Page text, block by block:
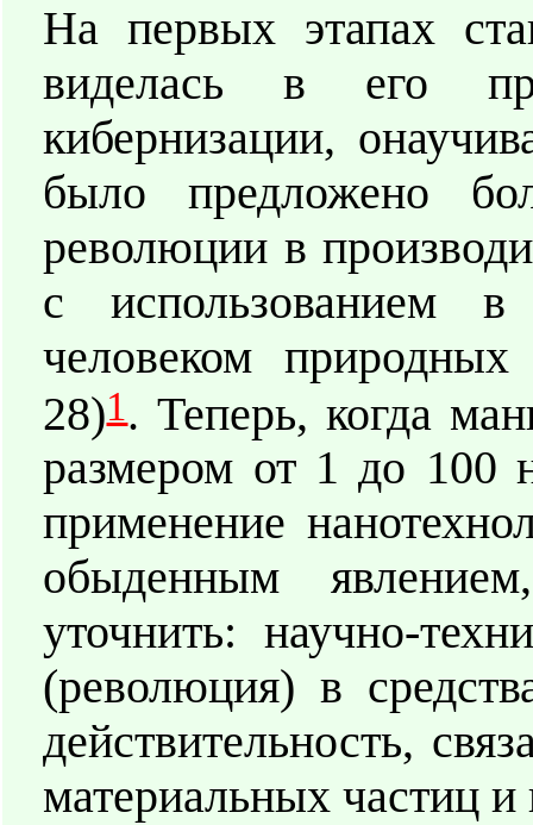
На первых этапах
виделась в его
кибернизации,
было предложено
революции в
с использованием в
человеком
28)1. Теперь, когда
размером от 1 до 100
применение
обыденным
уточнить: научно-
(революция) в
действительность,
материальных частиц